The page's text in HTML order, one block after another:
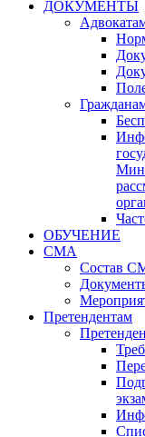
ДОКУМЕНТЫ
ОБУЧЕНИЕ
СМА
Состав
Претендентам